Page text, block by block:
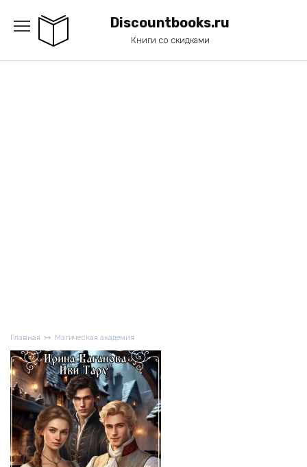
содержанию
Discountbooks.ru
Книги со скидками
Главная Магическая академия